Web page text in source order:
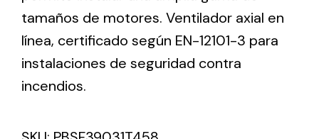
Iluminación Solar
Variedad de soluciones solares para todo tipo
de necesidades.
tamaños de motores. Ventilador axial en
línea, certificado según EN-12101-3 para
instalaciones de seguridad contra
incendios.